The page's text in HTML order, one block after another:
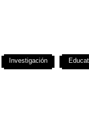
Investigación